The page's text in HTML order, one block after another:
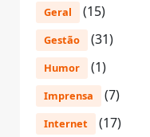
Geral (15)
Gestão (31)
Humor (1)
Imprensa (7)
Internet (17)